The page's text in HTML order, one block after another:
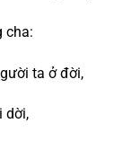
cha:
ta ở đời,
dời,